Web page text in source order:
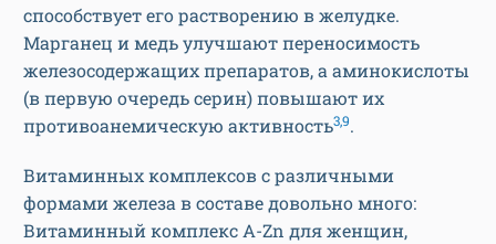
способствует его растворению в желудке.
Марганец и медь улучшают переносимость
железосодержащих препаратов, а аминокислоты
(в первую очередь серин) повышают их
противоанемическую активность3,9.
Витаминных комплексов с различными
формами железа в составе довольно много:
Витаминный комплекс А-Zn для женщин,